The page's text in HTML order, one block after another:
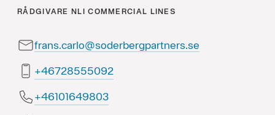
RÅDGIVARE NLI COMMERCIAL LINES
frans.carlo@soderbergpartners.se
29055582764+
30894610164+